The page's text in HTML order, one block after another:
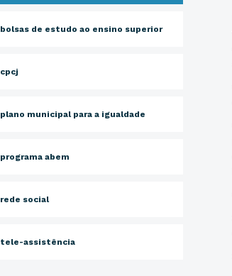
bolsas de estudo ao ensino superior
cpcj
plano municipal para a igualdade
programa abem
rede social
tele-assistência